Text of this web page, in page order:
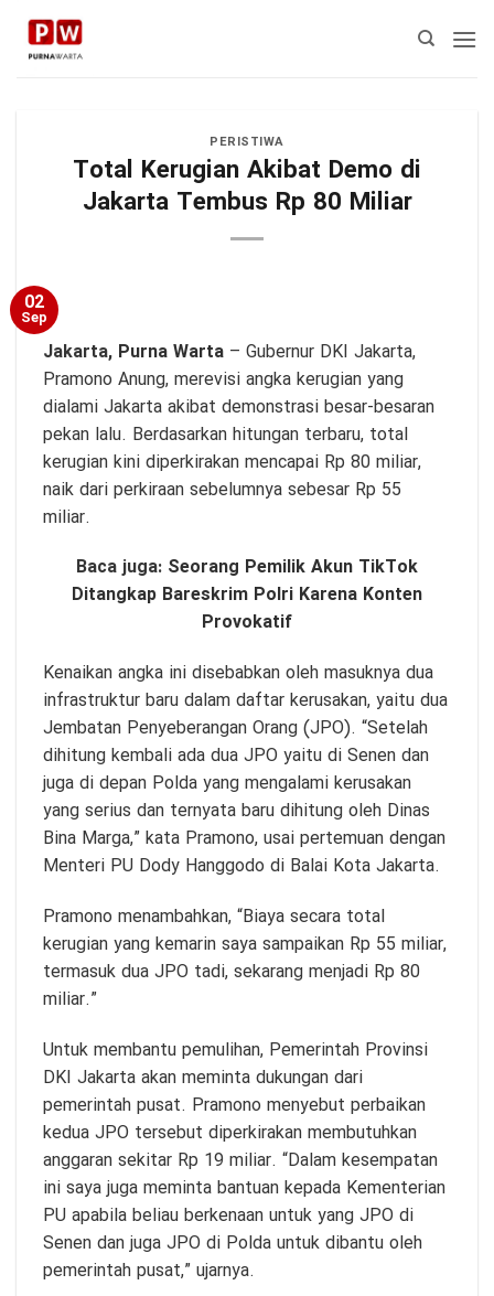
Skip
content
PERISTIWA
Total Kerugian Akibat Demo di
Jakarta Tembus Rp 80 Miliar
02
Sep
Jakarta, Purna Warta – Gubernur DKI Jakarta,
Pramono Anung, merevisi angka kerugian yang
dialami Jakarta akibat demonstrasi besar-besaran
pekan lalu. Berdasarkan hitungan terbaru, total
kerugian kini diperkirakan mencapai Rp 80 miliar,
naik dari perkiraan sebelumnya sebesar Rp 55
miliar.
Baca juga: Seorang Pemilik Akun TikTok
Ditangkap Bareskrim Polri Karena Konten
Provokatif
Kenaikan angka ini disebabkan oleh masuknya dua
infrastruktur baru dalam daftar kerusakan, yaitu dua
Jembatan Penyeberangan Orang (JPO). “Setelah
dihitung kembali ada dua JPO yaitu di Senen dan
juga di depan Polda yang mengalami kerusakan
yang serius dan ternyata baru dihitung oleh Dinas
Bina Marga,” kata Pramono, usai pertemuan dengan
Menteri PU Dody Hanggodo di Balai Kota Jakarta.
Pramono menambahkan, “Biaya secara total
kerugian yang kemarin saya sampaikan Rp 55 miliar,
termasuk dua JPO tadi, sekarang menjadi Rp 80
miliar.”
Untuk membantu pemulihan, Pemerintah Provinsi
DKI Jakarta akan meminta dukungan dari
pemerintah pusat. Pramono menyebut perbaikan
kedua JPO tersebut diperkirakan membutuhkan
anggaran sekitar Rp 19 miliar. “Dalam kesempatan
ini saya juga meminta bantuan kepada Kementerian
PU apabila beliau berkenaan untuk yang JPO di
Senen dan juga JPO di Polda untuk dibantu oleh
pemerintah pusat,” ujarnya.